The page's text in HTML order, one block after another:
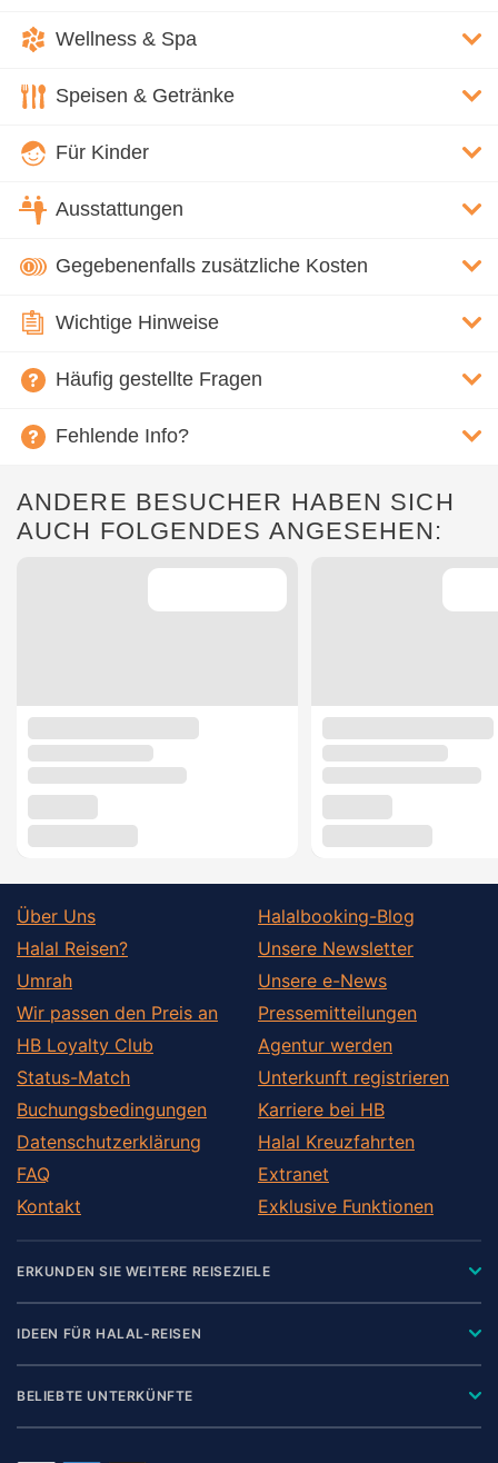
Wellness & Spa
Speisen & Getränke
Für Kinder
Ausstattungen
Gegebenenfalls zusätzliche Kosten
Wichtige Hinweise
Häufig gestellte Fragen
Fehlende Info?
ANDERE BESUCHER HABEN SICH
AUCH FOLGENDES ANGESEHEN:
Über Uns
Halal Reisen?
Umrah
Wir passen den Preis an
HB Loyalty Club
Status-Match
Buchungsbedingungen
Datenschutzerklärung
FAQ
Kontakt
Halalbooking-Blog
Unsere Newsletter
Unsere e-News
Pressemitteilungen
Agentur werden
Unterkunft registrieren
Karriere bei HB
Halal Kreuzfahrten
Extranet
Exklusive Funktionen
ERKUNDEN SIE WEITERE REISEZIELE
IDEEN FÜR HALAL-REISEN
BELIEBTE UNTERKÜNFTE